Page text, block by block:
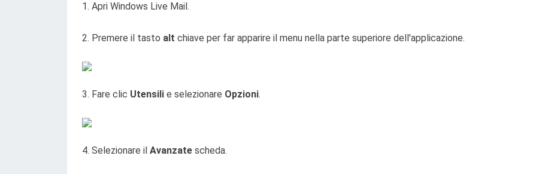
1. Apri Windows Live Mail.
2. Premere il tasto alt chiave per far apparire il menu nella parte superiore dell'applicazione.
3. Fare clic Utensili e selezionare Opzioni.
4. Selezionare il Avanzate scheda.